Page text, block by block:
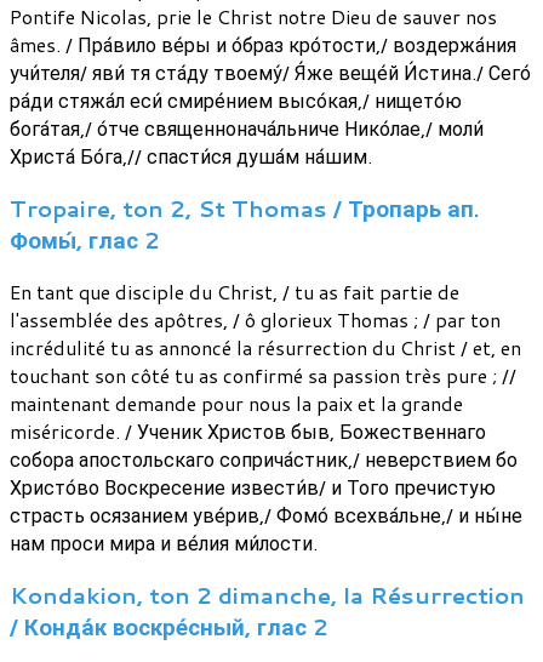
Pontife Nicolas, prie le Christ notre Dieu de sauver nos
âmes. / Пра́вило ве́ры и о́браз кро́тости,/ воздержа́ния
учи́теля/ яви́ тя ста́ду твоему́/ Я́же веще́й И́стина./ Сего́
ра́ди стяжа́л еси́ смире́нием высо́кая,/ нището́ю
бога́тая,/ о́тче священнонача́льниче Нико́лае,/ моли́
Христа́ Бо́га,// спасти́ся душа́м на́шим.
Tropaire, ton 2, St Thomas / Тропарь ап.
Фомы́, глас 2
En tant que disciple du Christ, / tu as fait partie de
l'assemblée des apôtres, / ô glorieux Thomas ; / par ton
incrédulité tu as annoncé la résurrection du Christ / et, en
touchant son côté tu as confirmé sa passion très pure ; //
maintenant demande pour nous la paix et la grande
miséricorde. / Ученик Христов быв, Божественнаго
собора апостольскаго соприча́стник,/ неверствием бо
Христо́во Воскресение извести́в/ и Того пречистую
страсть осязанием уве́рив,/ Фомо́ всехва́льне,/ и ны́не
нам проси мира и ве́лия ми́лости.
Kondakion, ton 2 dimanche, la Résurrection
/ Конда́к воскре́сный, глас 2